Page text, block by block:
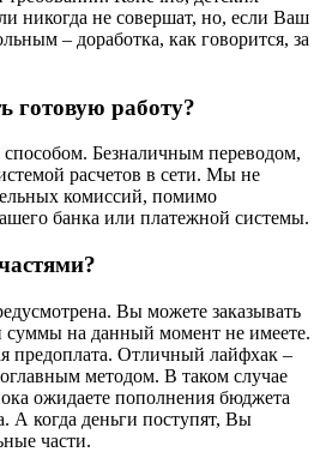
никогда не совершат, но, если Ваш
– доработка, как говорится, за
готовую работу?
Безналичным переводом,
расчетов в сети. Мы не
комиссий, помимо
банка или платежной системы.
Вы можете заказывать
суммы на данный момент не имеете.
предоплата. Отличный лайфхак –
методом. В таком случае
ожидаете пополнения бюджета
А когда деньги поступят, Вы
части.